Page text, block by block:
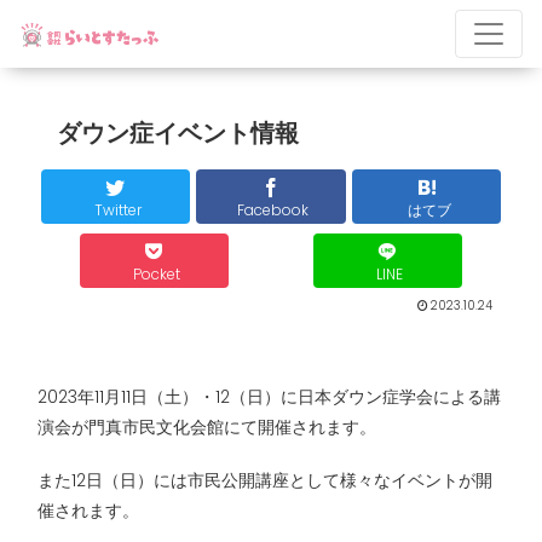
ダウン症イベント情報
Twitter Facebook はてブ
Pocket LINE
2023.10.24
2023年11月11日（土）・12（日）に日本ダウン症学会による講
演会が門真市民文化会館にて開催されます。
また12日（日）には市民公開講座として様々なイベントが開
催されます。